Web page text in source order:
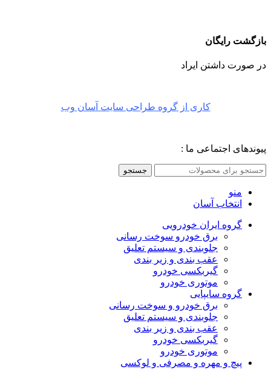
بازگشت رایگان
در صورت داشتن ایراد
کاری از گروه طراحی سایت آسان وب
پیوندهای اجتماعی ما :
جستجو
منو
انتخاب آسان
گروه ایران خودرویی
برق خودرو سوخت رسانی
جلوبندی و سیستم تعلیق
عقب بندی و زیر بندی
گیربکسی خودرو
موتوری خودرو
گروه سایپایی
برق خودرو و سوخت رسانی
جلوبندی و سیستم تعلیق
عقب بندی و زیر بندی
گیربکسی خودرو
موتوری خودرو
پیچ و مهره و مصرفی و لوکسی